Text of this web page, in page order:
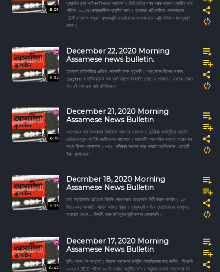
6:01
মুম্বাইত কৃষি আইনৰ বিৰূদ্ধে প্ৰতিবাদ। চিবিএছইৰ দশম আৰু দ্বাদশ শ্ৰেণীৰ ব'ৰ্ড
পৰীক্ষা ২০২১ৰ ফেব্ৰুৱাৰীলৈ অনুষ্ঠিত নহয়। হাগ্ৰামা মহিলাৰীলৈ কোকৰাঝাৰ
IGP ৰ বিশেষ পত্ৰ। মুখ্যমন্ত্রী সোণোৱালৰ অধ্যক্ষতাত মন্ত্রী পৰিষদৰ গুৰুত্বপূৰ্ণ
বৈঠক।
5:32
December 22, 2020 Morning
Assamese news bulletin.
হাগ্ৰামা মহিলাৰীয়ে এৰিলে দেহৰক্ষী আৰু গৃহৰক্ষী। গ্ৰাহকলৈ বিশেষ অফাৰ
paytm ৰ পাকিস্তানৰ পৰা ড্ৰ'নযোগে ভাৰতলৈ গ্ৰেণেড প্ৰেৰণ। ড্ৰাগছ সেৱন
কাণ্ডই লগ এৰা নাই বলিউডক।
6:15
December 21, 2020 Morning
Assamese News Bulletin
কংগ্ৰেছৰ পৰা অপসাৰণ বিধায়িকা অজন্তা নেওগক। দুদিনীয়া কাৰ্যসূচীৰে হোটেল
ৰেডিছন ব্লুত নৰ্থ ইষ্ট ফেষ্টিভেলৰ আয়োজন। গুৱাহাটী মহানগৰীৰ সকলো হোকা বাৰ
বন্ধৰ নিৰ্দেশ প্ৰশাসনৰ। BTC পৰিষদৰ সকলো কাম কাজত স্থগিতাদেশ গুৱাহাটী
উচ্চ ন্যায়ালয়ৰ।
5:33
Decmber 18, 2020 Morning
Assamese News Bulletin
বাক্ স্বাধীনতাৰ অধিকাৰ বিচাৰি লোকসভাৰ অধ্যক্ষলৈ চিঠি ৰাহুল গান্ধীৰ। ২৬
ডিচেম্বৰত অসমলৈ আহিব অমিত শ্বাহ। মুখ্যমন্ত্রী সৰ্বানন্দ সোণোৱালৰ বাসগৃহত
অজন্তা নেওগ..... দিল্লী আৰু মণিপুৰত ভূমিকম্পৰ জোকাৰণি।
6:42
December 17, 2020 Morning
Assamese News Bulletin
বৃদ্ধি পালে সোণৰ মূল্য। উত্তৰ প্ৰদেশত অৰবিন্দ কেজৰিৱালৰ যাদু নচলিব : বিজেপি
২০২১ ৰ JEE পৰীক্ষা ১৩ টা ভাষাত অনুষ্ঠিত হ'ব। পবিন্দ্ৰ ডেকাৰ দলত্যাগক লৈ